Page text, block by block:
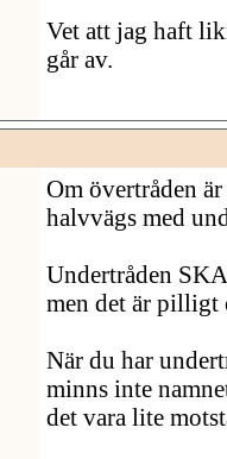
Vet att jag haft
går av.
Om övertråden
halvvägs med
Undertråden
men det är pilligt
När du har
minns inte
det vara lite